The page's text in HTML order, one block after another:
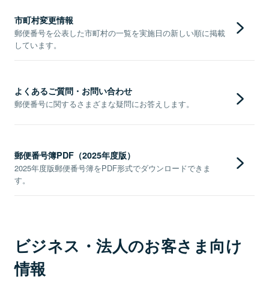
市町村変更情報
郵便番号を公表した市町村の一覧を実施日の新しい順に掲載
しています。
よくあるご質問・お問い合わせ
郵便番号に関するさまざまな疑問にお答えします。
郵便番号簿PDF（2025年度版）
2025年度版郵便番号簿をPDF形式でダウンロードできま
す。
ビジネス・法人のお客さま向け
情報